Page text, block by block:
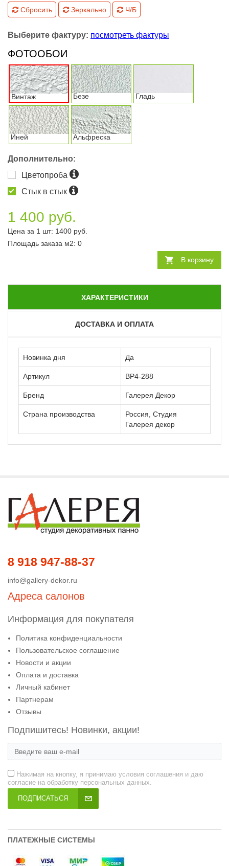
Сбросить Зеркально Ч/Б
Выберите фактуру: посмотреть фактуры
ФОТООБОИ
Винтаж Безе Гладь
Иней Альфреска
Дополнительно:
Цветопроба
Стык в стык
1 400 руб.
Цена за 1 шт: 1400 руб.
Площадь заказа м2: 0
В корзину
ХАРАКТЕРИСТИКИ
ДОСТАВКА И ОПЛАТА
Новинка дня Да
Артикул ВР4-288
Бренд Галерея Декор
Страна производства
Россия, Студия
Галерея декор
8 918 947-88-37
info@gallery-dekor.ru
Адреса салонов
Информация для покупателя
Политика конфиденциальности
Пользовательское соглашение
Новости и акции
Оплата и доставка
Личный кабинет
Партнерам
Отзывы
Подпишитесь! Новинки, акции!
Нажимая на кнопку, я принимаю условия соглашения и даю
согласие на обработку персональных данных.
ПОДПИСАТЬСЯ
ПЛАТЕЖНЫЕ СИСТЕМЫ